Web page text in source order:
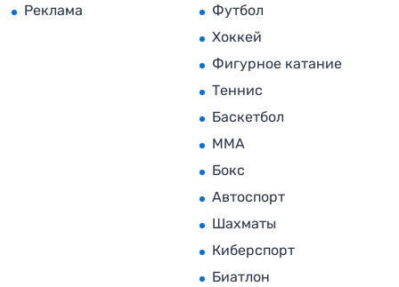
Реклама
Футбол
Хоккей
Фигурное катание
Теннис
Баскетбол
MMA
Бокс
Автоспорт
Шахматы
Киберспорт
Биатлон